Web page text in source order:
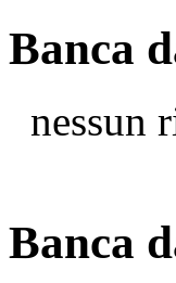
Banca
nessun
Banca